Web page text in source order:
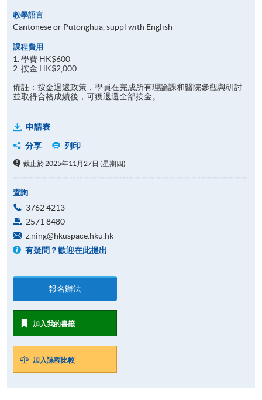
教學語言
Cantonese or Putonghua, suppl with English
課程費用
1. 學費 HK$600
2. 按金 HK$2,000
備註：按金退還政策，學員在完成所有理論課和醫院參觀與研討
並取得合格成績後，可獲退還全部按金。
申請表
分享
列印
截止於 2025年11月27日 (星期四)
查詢
3762 4213
2571 8480
z.ning@hkuspace.hku.hk
有疑問？歡迎在此提出
報名辦法
加入我的書籤
加入課程比較